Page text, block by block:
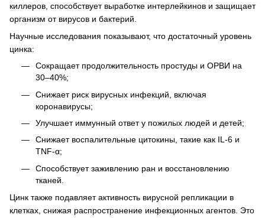
киллеров, способствует выработке интерлейкинов и защищает
организм от вирусов и бактерий.
Научные исследования показывают, что достаточный уровень
цинка:
Сокращает продолжительность простуды и ОРВИ на
30–40%;
Снижает риск вирусных инфекций, включая
коронавирусы;
Улучшает иммунный ответ у пожилых людей и детей;
Снижает воспалительные цитокины, такие как IL-6 и
TNF-α;
Способствует заживлению ран и восстановлению
тканей.
Цинк также подавляет активность вирусной репликации в
клетках, снижая распространение инфекционных агентов. Это